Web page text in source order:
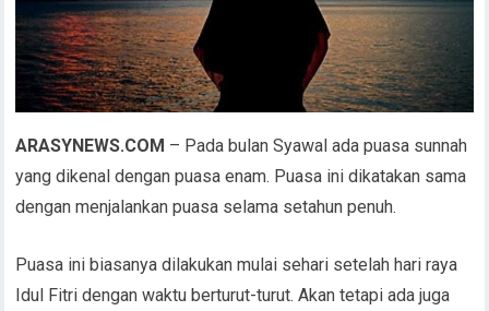
ARASYNEWS.COM – Pada bulan Syawal ada puasa sunnah
yang dikenal dengan puasa enam. Puasa ini dikatakan sama
dengan menjalankan puasa selama setahun penuh.
Puasa ini biasanya dilakukan mulai sehari setelah hari raya
Idul Fitri dengan waktu berturut-turut. Akan tetapi ada juga